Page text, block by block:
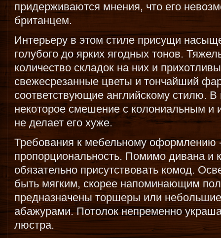
придерживаются мнения, что его
британцем.
Интерьеру в этом стиле присущи
голубого до ярких ягодных тонов.
количество складок на них и
свежесрезанные цветы и тончайший
соответствующие английскому стилю.
некоторое смешение с колониальным и
не делает его хуже.
Требования к мебельному оформлению
пропорциональность. Помимо дивана и
обязательно присутствовать комод.
быть мягким, скорее напоминающим
предназначены торшеры или
абажурами. Потолок непременно
люстра.